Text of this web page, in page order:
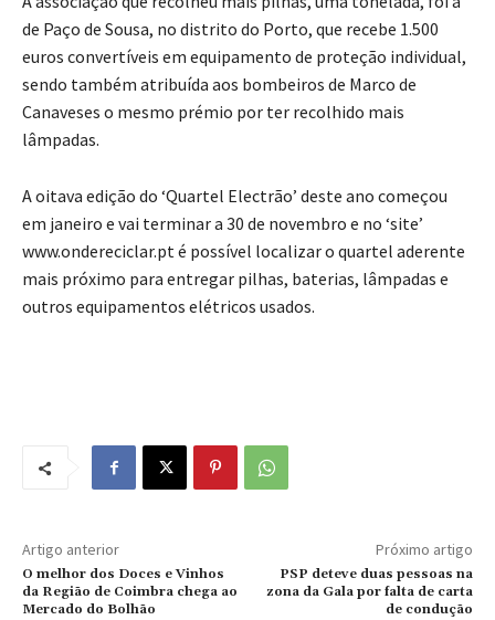
de Paço de Sousa, no distrito do Porto, que recebe 1.500
euros convertíveis em equipamento de proteção individual,
sendo também atribuída aos bombeiros de Marco de
Canaveses o mesmo prémio por ter recolhido mais
lâmpadas.
A oitava edição do ‘Quartel Electrão’ deste ano começou
em janeiro e vai terminar a 30 de novembro e no ‘site’
www.ondereciclar.pt é possível localizar o quartel aderente
mais próximo para entregar pilhas, baterias, lâmpadas e
outros equipamentos elétricos usados.
Artigo anterior
O melhor dos Doces e Vinhos
da Região de Coimbra chega ao
Mercado do Bolhão
Próximo artigo
PSP deteve duas pessoas na
zona da Gala por falta de carta
de condução